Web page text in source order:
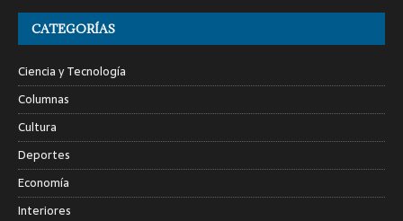
CATEGORÍAS
Ciencia y Tecnología
Columnas
Cultura
Deportes
Economía
Interiores